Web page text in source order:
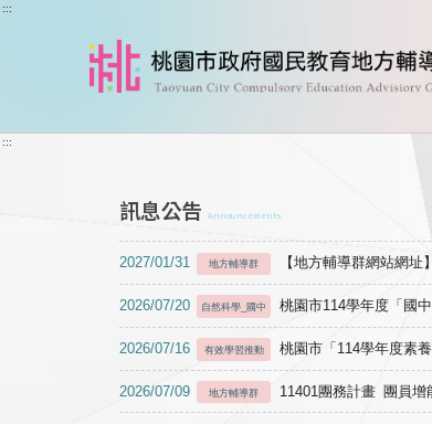
跳到主要內容
:::
:::
訊息公告 Announcements
2027/01/31 地方輔導群 【地方輔導群網站網址】
2026/07/20 自然科學_國中 桃園市114學年度「國
2026/07/16 有效學習推動 桃園市「114學年度素
2026/07/09 地方輔導群 11401團務計畫 團員增